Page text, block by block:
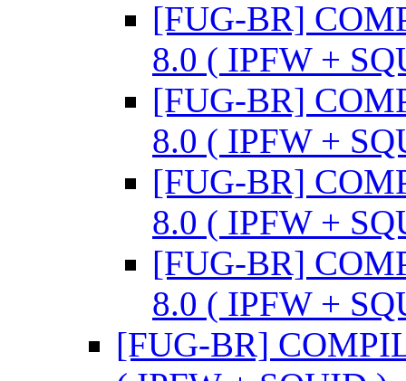
[FUG-BR]
8.0 ( IPFW +
[FUG-BR]
8.0 ( IPFW +
[FUG-BR]
8.0 ( IPFW +
[FUG-BR]
8.0 ( IPFW +
[FUG-BR]